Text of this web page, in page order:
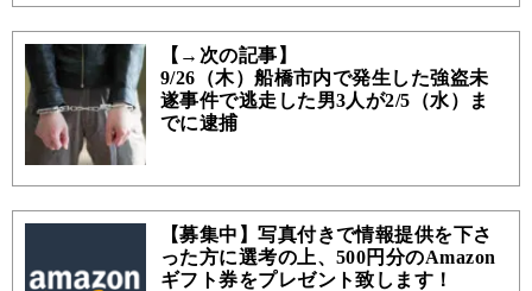
【→次の記事】
9/26（木）船橋市内で発生した強盗未
遂事件で逃走した男3人が2/5（水）ま
でに逮捕
【募集中】写真付きで情報提供を下さ
った方に選考の上、500円分のAmazon
ギフト券をプレゼント致します！